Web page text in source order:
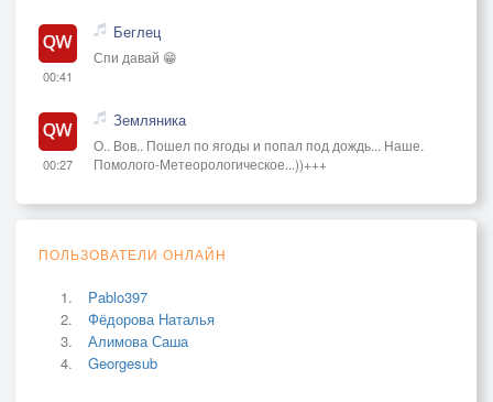
00:41
Беглец
Спи давай 😁
00:27
Земляника
О.. Вов.. Пошел по ягоды и попал под дождь... Наше.
Помолого-Метеорологическое...))+++
ПОЛЬЗОВАТЕЛИ ОНЛАЙН
Pablo397
Фёдорова Наталья
Алимова Саша
Georgesub